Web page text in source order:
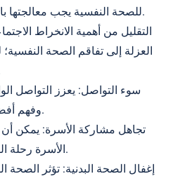
للصحة النفسية يجب معالجتها باستراتيجيات مخصصة.
العزلة إلى تفاقم الصحة النفسية؛
وفهم أفضل لاحتياجات الرعاية.
الأسرة رحلة الصحة النفسية للمسن.